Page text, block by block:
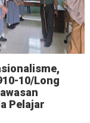
10/Long
Pelajar